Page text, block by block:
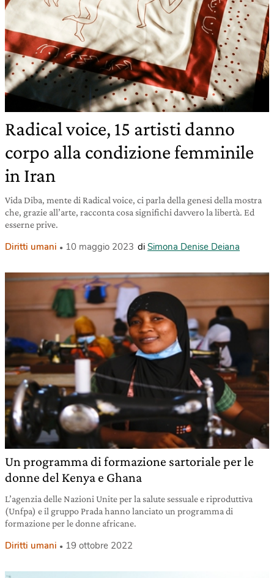
Radical voice, 15 artisti danno
corpo alla condizione femminile
in Iran
Vida Diba, mente di Radical voice, ci parla della genesi della mostra
che, grazie all’arte, racconta cosa significhi davvero la libertà. Ed
esserne prive.
Diritti umani 10 maggio 2023 di Simona Denise Deiana
Un programma di formazione sartoriale per le
donne del Kenya e Ghana
L’agenzia delle Nazioni Unite per la salute sessuale e riproduttiva
(Unfpa) e il gruppo Prada hanno lanciato un programma di
formazione per le donne africane.
Diritti umani 19 ottobre 2022